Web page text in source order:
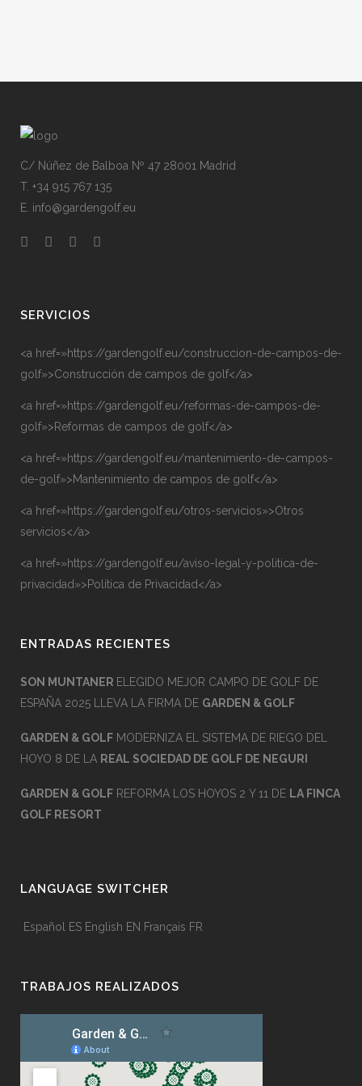
C/ Núñez de Balboa Nº 47 28001 Madrid
T. +34 915 767 135
E. info@gardengolf.eu
SERVICIOS
<a href=»https://gardengolf.eu/construccion-de-campos-de-
golf»>Construcción de campos de golf</a>
<a href=»https://gardengolf.eu/reformas-de-campos-de-
golf»>Reformas de campos de golf</a>
<a href=»https://gardengolf.eu/mantenimiento-de-campos-
de-golf»>Mantenimiento de campos de golf</a>
<a href=»https://gardengolf.eu/otros-servicios»>Otros
servicios</a>
<a href=»https://gardengolf.eu/aviso-legal-y-politica-de-
privacidad»>Política de Privacidad</a>
ENTRADAS RECIENTES
SON MUNTANER ELEGIDO MEJOR CAMPO DE GOLF DE
ESPAÑA 2025 LLEVA LA FIRMA DE GARDEN & GOLF
GARDEN & GOLF MODERNIZA EL SISTEMA DE RIEGO DEL
HOYO 8 DE LA REAL SOCIEDAD DE GOLF DE NEGURI
GARDEN & GOLF REFORMA LOS HOYOS 2 Y 11 DE LA FINCA
GOLF RESORT
LANGUAGE SWITCHER
Español ES English EN Français FR
TRABAJOS REALIZADOS